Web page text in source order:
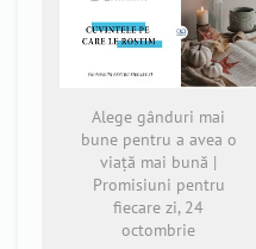
Alege gânduri mai
bune pentru a avea o
viață mai bună |
Promisiuni pentru
fiecare zi, 24
octombrie